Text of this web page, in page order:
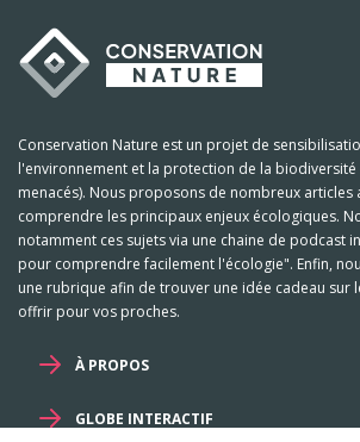
Conservation Nature est un projet de
l'environnement et la protection de la biodiversité
menacés). Nous proposons de nombreux articles
comprendre les principaux enjeux écologiques.
notamment ces sujets via une chaine de podcast
pour comprendre facilement l'écologie". Enfin,
une rubrique afin de trouver une idée cadeau sur
offrir pour vos proches.
À PROPOS
GLOBE INTERACTIF